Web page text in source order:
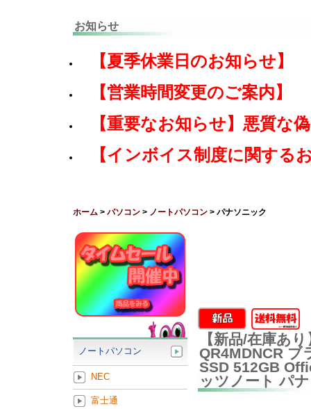
お知らせ
【夏季休業日のお知らせ】
【営業時間変更のご案内】
【重要なお知らせ】悪質な
【インボイス制度に関する
ホーム > パソコン > ノートパソコン > パナソニック
【新品/在庫あ
QR4MDNCR
SSD 512GB
ッツノート パ
ノートパソコン
NEC
富士通